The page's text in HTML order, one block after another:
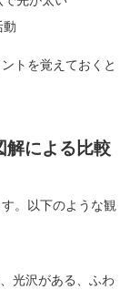
動
トを覚えておくと
解による比較
。以下のような観
光沢がある、ふわ